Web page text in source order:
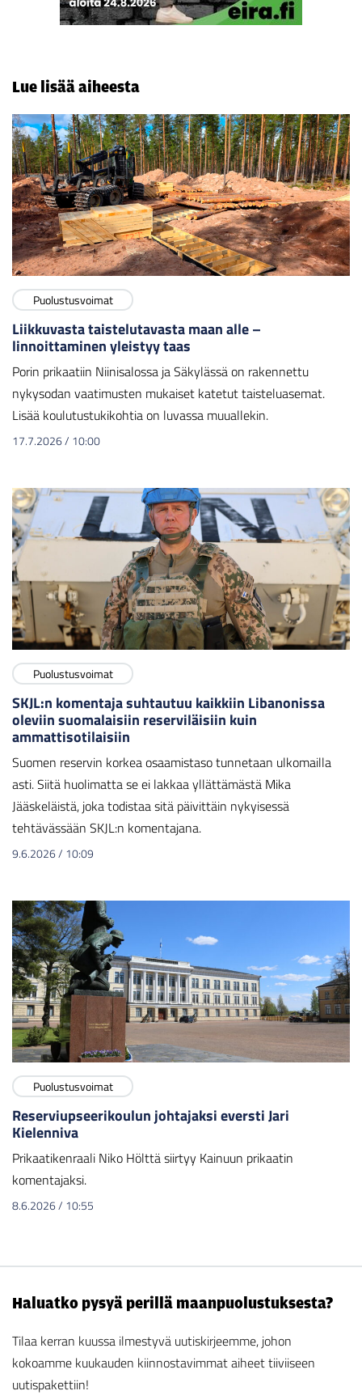
Lue lisää aiheesta
Puolustusvoimat
Liikkuvasta taistelutavasta maan alle –
linnoittaminen yleistyy taas
Porin prikaatiin Niinisalossa ja Säkylässä on rakennettu
nykysodan vaatimusten mukaiset katetut taisteluasemat.
Lisää koulutustukikohtia on luvassa muuallekin.
17.7.2026/ 10:00
Puolustusvoimat
SKJL:n komentaja suhtautuu kaikkiin Libanonissa
oleviin suomalaisiin reserviläisiin kuin
ammattisotilaisiin
Suomen reservin korkea osaamistaso tunnetaan ulkomailla
asti. Siitä huolimatta se ei lakkaa yllättämästä Mika
Jääskeläistä, joka todistaa sitä päivittäin nykyisessä
tehtävässään SKJL:n komentajana.
9.6.2026/ 10:09
Puolustusvoimat
Reserviupseerikoulun johtajaksi eversti Jari
Kielenniva
Prikaatikenraali Niko Hölttä siirtyy Kainuun prikaatin
komentajaksi.
8.6.2026/ 10:55
Haluatko pysyä perillä maanpuolustuksesta?
Tilaa kerran kuussa ilmestyvä uutiskirjeemme, johon
kokoamme kuukauden kiinnostavimmat aiheet tiiviiseen
uutispakettiin!